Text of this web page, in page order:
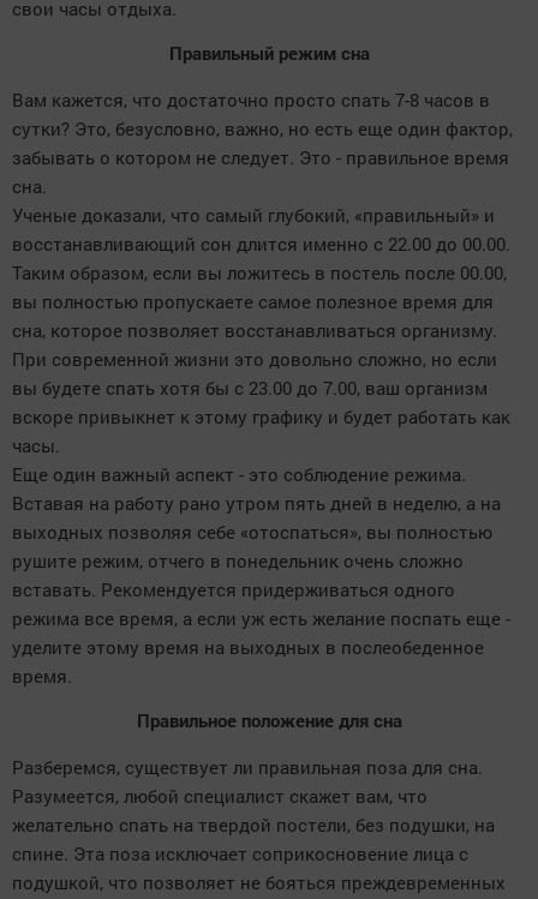
свои часы отдыха.
Правильный режим сна
Вам кажется, что достаточно просто спать 7-8 часов в
сутки? Это, безусловно, важно, но есть еще один фактор,
забывать о котором не следует. Это - правильное время
сна.
Ученые доказали, что самый глубокий, «правильный» и
восстанавливающий сон длится именно с 22.00 до 00.00.
Таким образом, если вы ложитесь в постель после 00.00,
вы полностью пропускаете самое полезное время для
сна, которое позволяет восстанавливаться организму.
При современной жизни это довольно сложно, но если
вы будете спать хотя бы с 23.00 до 7.00, ваш организм
вскоре привыкнет к этому графику и будет работать как
часы.
Еще один важный аспект - это соблюдение режима.
Вставая на работу рано утром пять дней в неделю, а на
выходных позволяя себе «отоспаться», вы полностью
рушите режим, отчего в понедельник очень сложно
вставать. Рекомендуется придерживаться одного
режима все время, а если уж есть желание поспать еще -
уделите этому время на выходных в послеобеденное
время.
Правильное положение для сна
Разберемся, существует ли правильная поза для сна.
Разумеется, любой специалист скажет вам, что
желательно спать на твердой постели, без подушки, на
спине. Эта поза исключает соприкосновение лица с
подушкой, что позволяет не бояться преждевременных